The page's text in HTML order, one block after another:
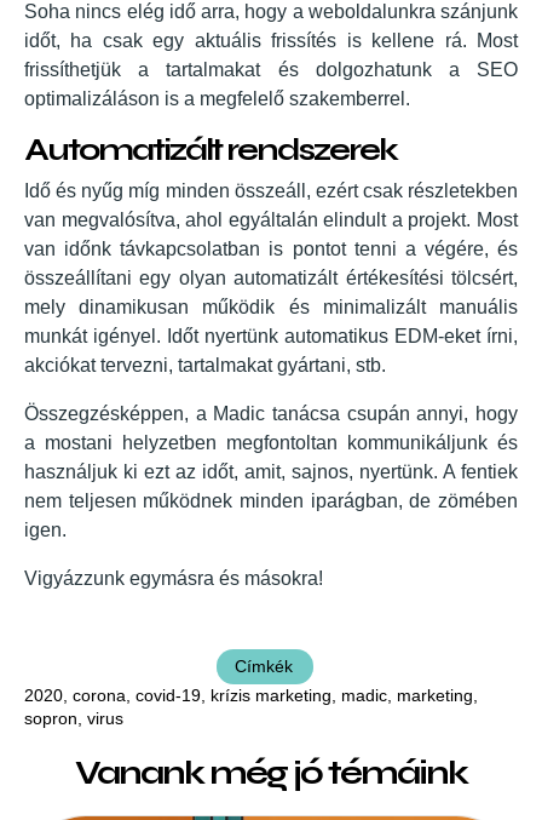
Soha nincs elég idő arra, hogy a weboldalunkra szánjunk
időt, ha csak egy aktuális frissítés is kellene rá. Most
frissíthetjük a tartalmakat és dolgozhatunk a SEO
optimalizáláson is a megfelelő szakemberrel.
Automatizált rendszerek
Idő és nyűg míg minden összeáll, ezért csak részletekben
van megvalósítva, ahol egyáltalán elindult a projekt. Most
van időnk távkapcsolatban is pontot tenni a végére, és
összeállítani egy olyan automatizált értékesítési tölcsért,
mely dinamikusan működik és minimalizált manuális
munkát igényel. Időt nyertünk automatikus EDM-eket írni,
akciókat tervezni, tartalmakat gyártani, stb.
Összegzésképpen, a Madic tanácsa csupán annyi, hogy
a mostani helyzetben megfontoltan kommunikáljunk és
használjuk ki ezt az időt, amit, sajnos, nyertünk. A fentiek
nem teljesen működnek minden iparágban, de zömében
igen.
Vigyázzunk egymásra és másokra!
Címkék
2020 corona covid-19 krízis marketing madic marketing
sopron virus
Vanank még jó témáink